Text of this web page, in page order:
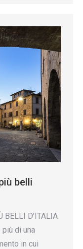
belli
BELLI D’ITALIA
di una
in cui